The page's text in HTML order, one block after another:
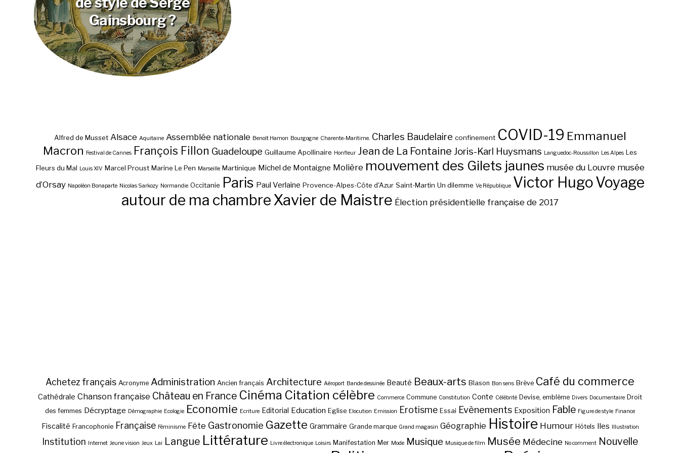
Gainsbourg ?
Alfred de Musset Alsace Aquitaine Assemblée nationale Benoît Hamon Bourgogne Charente-Maritime. Charles Baudelaire confinement COVID-19 Emmanuel
Macron Festival de Cannes François Fillon Guadeloupe Guillaume Apollinaire Honfleur Jean de La Fontaine Joris-Karl Huysmans Languedoc-Roussillon Les Alpes Les
Fleurs du Mal Louis XIV Marcel Proust Marine Le Pen Marseille Martinique Michel de Montaigne Molière mouvement des Gilets jaunes musée du Louvre musée
d’Orsay Napoléon Bonaparte Nicolas Sarkozy Normandie Occitanie Paris Paul Verlaine Provence-Alpes-Côte d'Azur Saint-Martin Un dilemme Ve République Victor HugoVoyage
autour de ma chambreXavier de Maistre Élection présidentielle française de 2017
Achetez français Acronyme Administration Ancien français Architecture Aéroport Bande dessinée Beauté Beaux-arts Blason Bon sens Brève Café du commerce
Cathédrale Chanson française Château en France Cinéma Citation célèbre Commerce Commune Constitution Conte Célébrité Devise, emblème Divers Documentaire Droit
des femmes Décryptage Démographie Ecologie Economie Ecriture Editorial Education Eglise Elocution Emission Erotisme Essai Evènements Exposition Fable Figure de style Finance
Fiscalité Francophonie Française Féminisme Fête Gastronomie Gazette Grammaire Grande marque Grand magasin Géographie Histoire Humour Hôtels Iles Illustration
Institution Internet Jeune vision Jeux Lai Langue Littérature Livre électronique Loisirs Manifestation Mer Mode Musique Musique de film Musée Médecine No comment Nouvelle